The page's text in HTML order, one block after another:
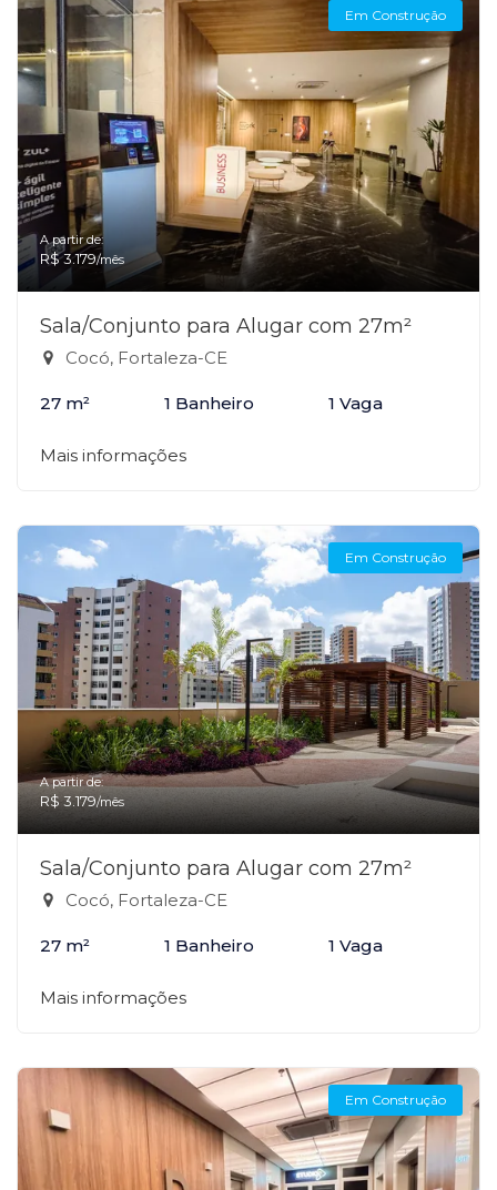
Em Construção
A partir de:
R$ 3.179/mês
Sala/Conjunto para Alugar com 27m²
Cocó, Fortaleza-CE
27 m² 1 Banheiro 1 Vaga
Mais informações
Em Construção
A partir de:
R$ 3.179/mês
Sala/Conjunto para Alugar com 27m²
Cocó, Fortaleza-CE
27 m² 1 Banheiro 1 Vaga
Mais informações
Em Construção